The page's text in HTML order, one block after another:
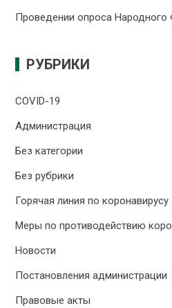
Проведении опроса Народного
РУБРИКИ
COVID-19
Администрация
Без категории
Без рубрики
Горячая линия по коронавирусу
Меры по противодействию
Новости
Постановления администрации
Правовые акты